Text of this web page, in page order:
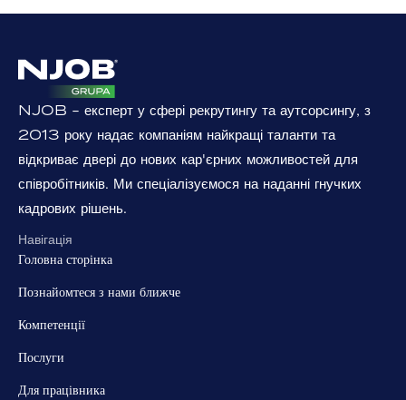
NJOB - експерт у сфері рекрутингу та аутсорсингу, з
2013 року надає компаніям найкращі таланти та
відкриває двері до нових кар'єрних можливостей для
співробітників. Ми спеціалізуємося на наданні гнучких
кадрових рішень.
Навігація
Головна сторінка
Познайомтеся з нами ближче
Компетенції
Послуги
Для працівника